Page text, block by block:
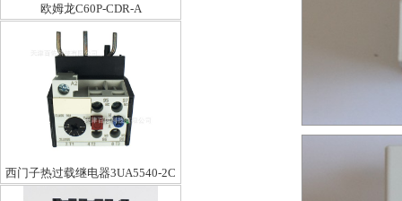
欧姆龙C60P-CDR-A
西门子热过载继电器3UA5540-2C